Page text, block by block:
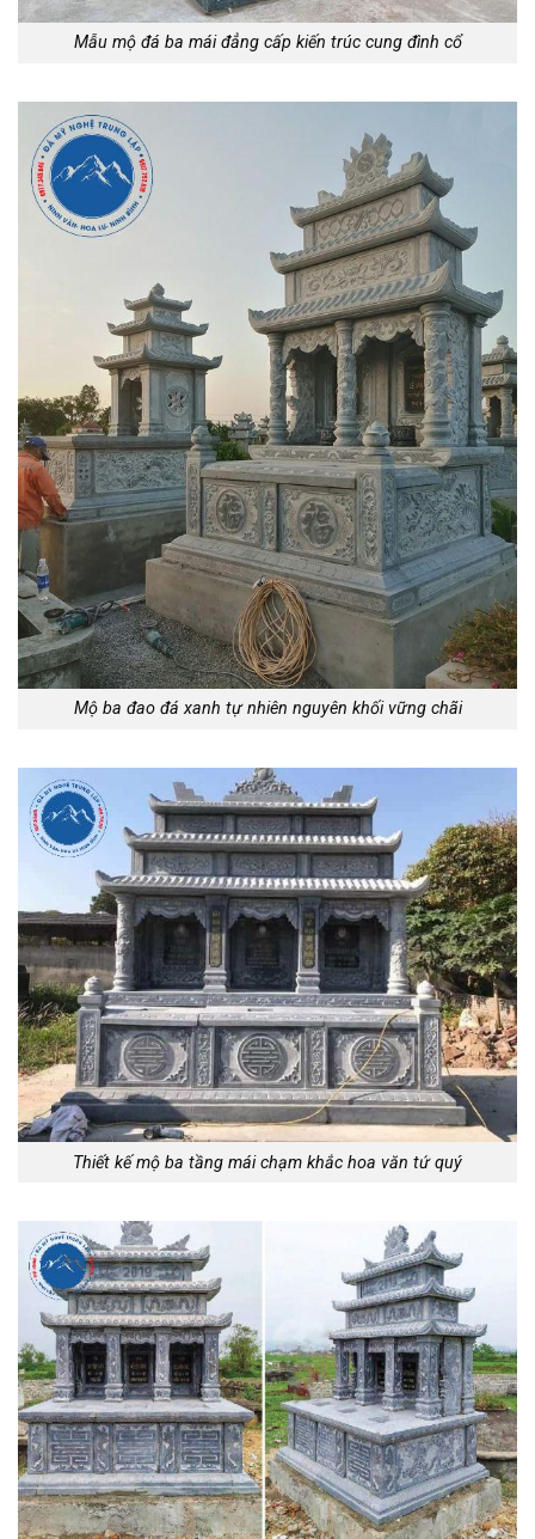
Mẫu mộ đá ba mái đẳng cấp kiến trúc cung đình cổ
Mộ ba đao đá xanh tự nhiên nguyên khối vững chãi
Thiết kế mộ ba tầng mái chạm khắc hoa văn tứ quý